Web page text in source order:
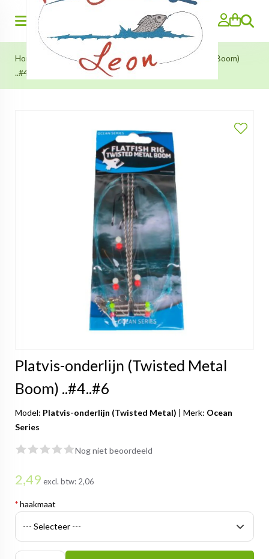
Zoeken
Home Zeevissen>Platvis-onderlijn (Twisted Metal Boom)
..#4..#6
Platvis-onderlijn (Twisted Metal
Boom) ..#4..#6
Model: Platvis-onderlijn (Twisted Metal) | Merk: Ocean
Series
Nog niet beoordeeld
2,49 excl. btw: 2,06
*haakmaat